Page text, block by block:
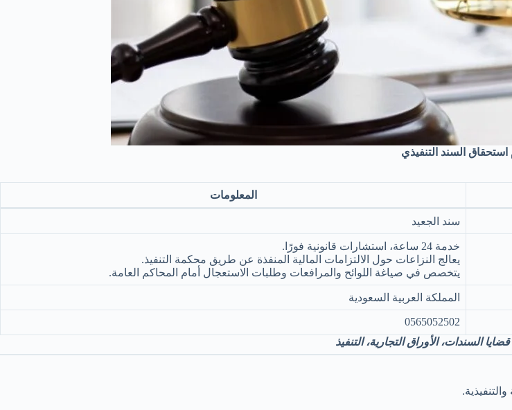
السند التنفيذي
المعلومات
سند الجعيد
خدمة 24 ساعة، استشارات قانونية فورًا.
يعالج النزاعات حول الالتزامات المالية المنفذة عن طريق محكمة التنفيذ.
يتخصص في صياغة اللوائح والمرافعات وطلبات الاستعجال أمام المحاكم العامة.
المملكة العربية السعودية
0565052502
السندات، الأوراق التجارية، التنفيذ